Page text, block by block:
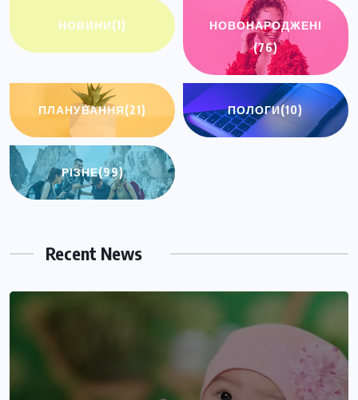
НОВИНИ(1)
НОВОНАРОДЖЕНІ
(76)
ПЛАНУВАННЯ(21) ПОЛОГИ(10)
РІЗНЕ(99)
Recent News